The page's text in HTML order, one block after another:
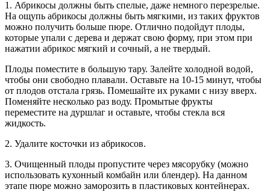
1. Абрикосы должны быть спелые, даже немного перезрелые.
На ощупь абрикосы должны быть мягкими, из таких фруктов
можно получить больше пюре. Отлично подойдут плоды,
которые упали с дерева и держат свою форму, при этом при
нажатии абрикос мягкий и сочный, а не твердый.
Плоды поместите в большую тару. Залейте холодной водой,
чтобы они свободно плавали. Оставьте на 10-15 минут, чтобы
от плодов отстала грязь. Помешайте их руками с низу вверх.
Поменяйте несколько раз воду. Промытые фрукты
переместите на дуршлаг и оставьте, чтобы стекла вся
жидкость.
2. Удалите косточки из абрикосов.
3. Очищенный плоды пропустите через мясорубку (можно
использовать кухонный комбайн или блендер). На данном
этапе пюре можно заморозить в пластиковых контейнерах.